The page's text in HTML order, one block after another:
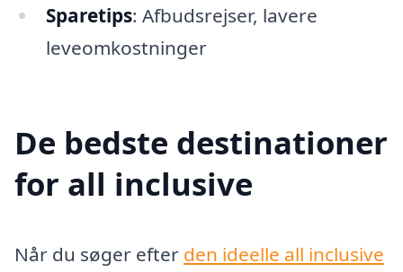
Sparetips: Afbudsrejser, lavere
leveomkostninger
De bedste destinationer
for all inclusive
Når du søger efter den ideelle all inclusive